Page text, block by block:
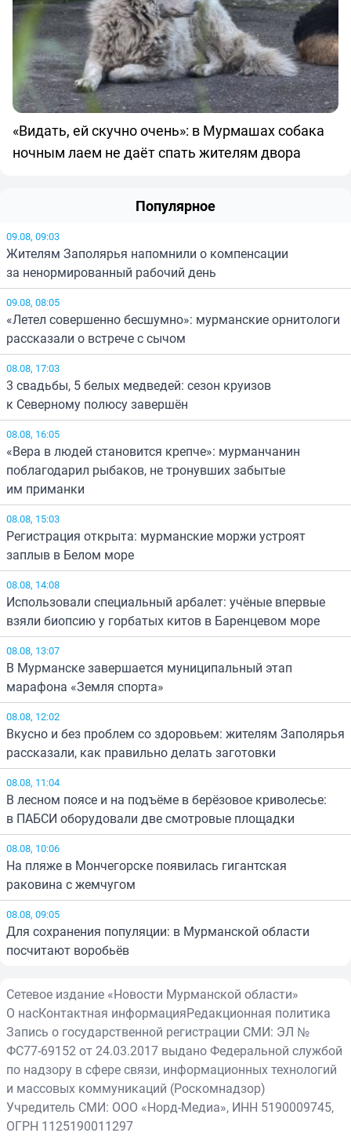
«Видать, ей скучно очень»: в Мурмашах собака
ночным лаем не даёт спать жителям двора
Популярное
09.08, 09:03
Жителям Заполярья напомнили о компенсации
за ненормированный рабочий день
09.08, 08:05
«Летел совершенно бесшумно»: мурманские орнитологи
рассказали о встрече с сычом
08.08, 17:03
3 свадьбы, 5 белых медведей: сезон круизов
к Северному полюсу завершён
08.08, 16:05
«Вера в людей становится крепче»: мурманчанин
поблагодарил рыбаков, не тронувших забытые
им приманки
08.08, 15:03
Регистрация открыта: мурманские моржи устроят
заплыв в Белом море
08.08, 14:08
Использовали специальный арбалет: учёные впервые
взяли биопсию у горбатых китов в Баренцевом море
08.08, 13:07
В Мурманске завершается муниципальный этап
марафона «Земля спорта»
08.08, 12:02
Вкусно и без проблем со здоровьем: жителям Заполярья
рассказали, как правильно делать заготовки
08.08, 11:04
В лесном поясе и на подъёме в берёзовое криволесье:
в ПАБСИ оборудовали две смотровые площадки
08.08, 10:06
На пляже в Мончегорске появилась гигантская
раковина с жемчугом
08.08, 09:05
Для сохранения популяции: в Мурманской области
посчитают воробьёв
Сетевое издание «Новости Мурманской области»
О насКонтактная информацияРедакционная политика
Запись о государственной регистрации СМИ: ЭЛ №
ФС77-69152 от 24.03.2017 выдано Федеральной службой
по надзору в сфере связи, информационных технологий
и массовых коммуникаций (Роскомнадзор)
Учредитель СМИ: ООО «Норд-Медиа», ИНН 5190009745,
ОГРН 1125190011297